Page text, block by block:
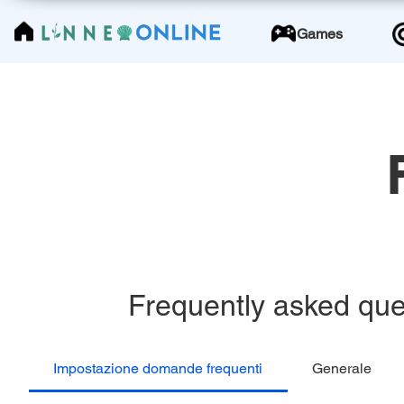
LinneoOnline Games
Frequently asked
Impostazione domande frequenti Generale